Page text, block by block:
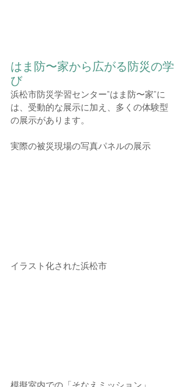
はま防〜家から広がる防災の学
び
浜松市防災学習センター”はま防〜家”に
は、受動的な展示に加え、多くの体験型
の展示があります。
実際の被災現場の写真パネルの展示
イラスト化された浜松市